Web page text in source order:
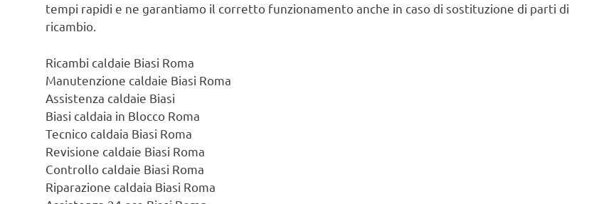
tempi rapidi e ne garantiamo il corretto funzionamento anche in caso di sostituzione di parti di
ricambio.
Ricambi caldaie Biasi Roma
Manutenzione caldaie Biasi Roma
Assistenza caldaie Biasi
Biasi caldaia in Blocco Roma
Tecnico caldaia Biasi Roma
Revisione caldaie Biasi Roma
Controllo caldaie Biasi Roma
Riparazione caldaia Biasi Roma